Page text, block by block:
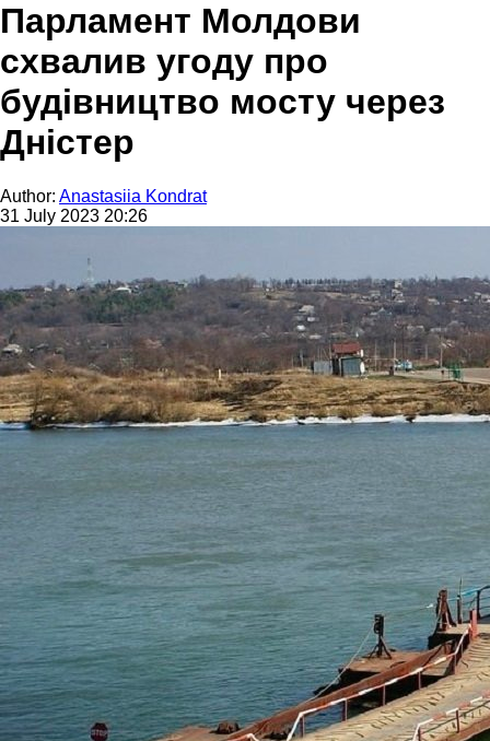
Парламент Молдови
схвалив угоду про
будівництво мосту через
Дністер
Author: Anastasiia Kondrat
31 July 2023 20:26